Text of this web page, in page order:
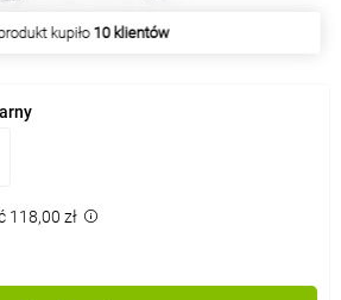
kupiło 10 klientów
118,00 zł